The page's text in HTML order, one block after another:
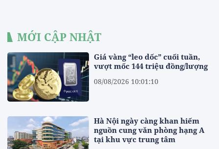
MỚI CẬP NHẬT
Giá vàng “leo dốc” cuối tuần,
vượt mốc 144 triệu đồng/lượng
08/08/2026 10:01:10
Hà Nội ngày càng khan hiếm
nguồn cung văn phòng hạng A
tại khu vực trung tâm